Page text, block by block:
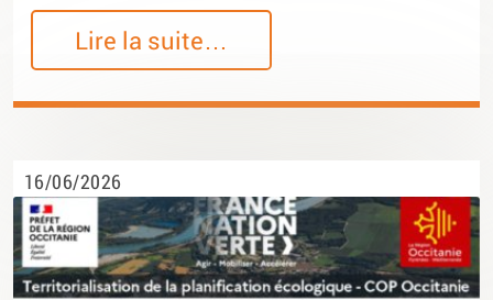
Lire la suite…
16/06/2026